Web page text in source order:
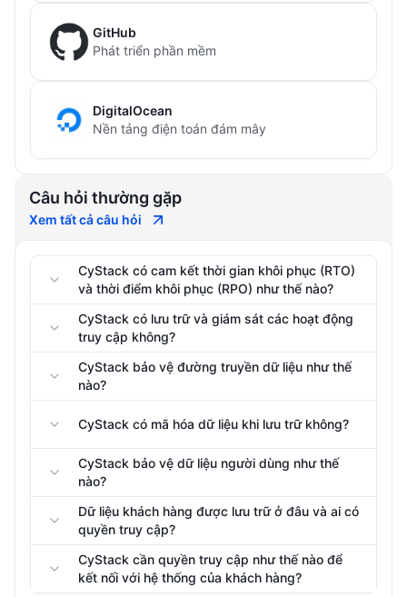
GitHub
Phát triển phần mềm
DigitalOcean
Nền tảng điện toán đám mây
Câu hỏi thường gặp
Xem tất cả câu hỏi
CyStack có cam kết thời gian khôi phục (RTO)
và thời điểm khôi phục (RPO) như thế nào?
CyStack có lưu trữ và giám sát các hoạt động
truy cập không?
CyStack bảo vệ đường truyền dữ liệu như thế
nào?
CyStack có mã hóa dữ liệu khi lưu trữ không?
CyStack bảo vệ dữ liệu người dùng như thế
nào?
Dữ liệu khách hàng được lưu trữ ở đâu và ai có
quyền truy cập?
CyStack cần quyền truy cập như thế nào để
kết nối với hệ thống của khách hàng?